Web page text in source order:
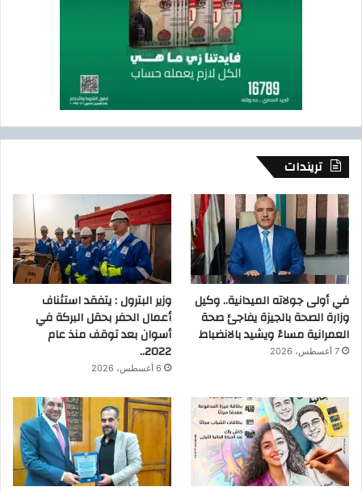
تريندات
في أولى جولاته الميدانية.. وكيل
وزارة الصحة بالجيزة يفاجئ صحة
العمرانية مساءً ويشيد بالانضباط
7 أغسطس، 2026
وزير البترول : يتفقد استئناف
أعمال الحفر بحقل البركة في
أسوان بعد توقف منذ عام
2022..
6 أغسطس، 2026